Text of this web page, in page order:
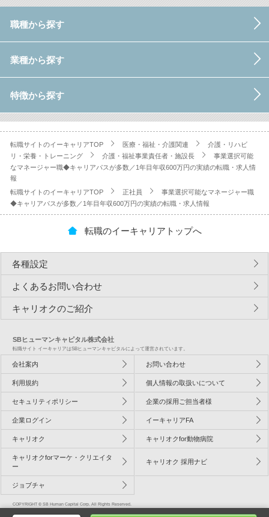
職種から探す
業種から探す
特徴から探す
転職サイトのイーキャリアTOP 医療・福祉・介護関連
介護・リハビ
リ・栄養・トレーニング
介護・福祉事業責任者・施設長
事業選択可能
なマネージャー職◆キャリアパスが多数／1年目年収600万円の実績の転職・求人情
報
転職サイトのイーキャリアTOP
正社員
事業選択可能なマネージャー職
◆キャリアパスが多数／1年目年収600万円の実績の転職・求人情報
転職のイーキャリアトップへ
各種設定
よくあるお問い合わせ
キャリオクのご紹介
SBヒューマンキャピタル株式会社
転職サイト イーキャリアはSBヒューマンキャピタルによって運営されています。
会社案内 お問い合わせ
利用規約 個人情報の取扱いについて
セキュリティポリシー 企業の採用ご担当者様
企業ログイン イーキャリアFA
キャリオク キャリオクfor動物病院
キャリオクforマーケ・クリエイタ
ー
キャリオク 採用ナビ
ジョブチャ
COPYRIGHT © SB Human Capital Corp. All Rights Reserved.